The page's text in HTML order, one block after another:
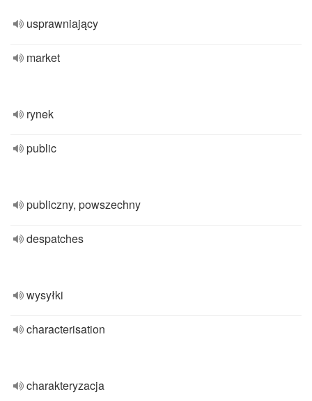
usprawniający
market
rynek
public
publiczny, powszechny
despatches
wysyłki
characterisation
charakteryzacja